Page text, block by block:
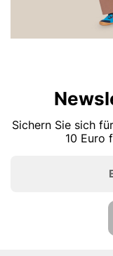
Sichern Sie sich
10 Euro